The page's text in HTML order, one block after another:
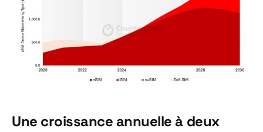
Une croissance annuelle à deux